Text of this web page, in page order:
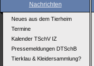
Nachrichten
Neues aus dem Tierheim
Termine
Kalender TSchV IZ
Pressemeldungen DTSchB
Tierklau & Kleidersammlung?